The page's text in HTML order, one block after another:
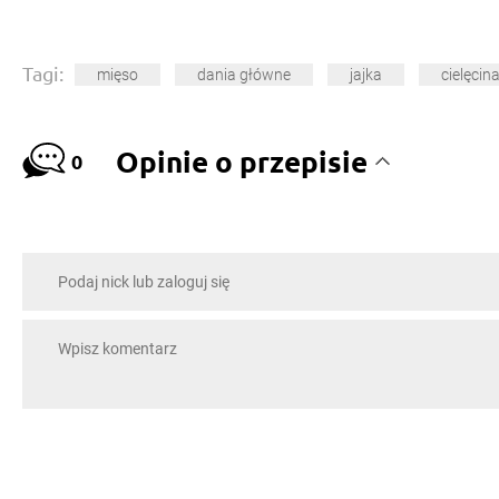
Tagi: mięso dania główne jajka cielęcina
0 Opinie o przepisie